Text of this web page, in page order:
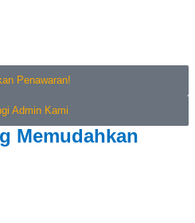
Penawaran!
Admin Kami
Memudahkan